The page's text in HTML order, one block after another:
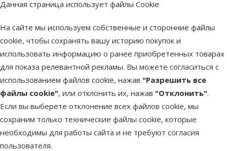
Данная страница использует файлы Cookie
На сайте мы используем собственные и сторонние файлы
cookie, чтобы сохранять вашу историю покупок и
использовать информацию о ранее приобретенных товарах
для показа релевантной рекламы. Вы можете согласиться с
использованием файлов cookie, нажав "Разрешить все
файлы cookie", или отклонить их, нажав "Отклонить".
Если вы выберете отклонение всех файлов cookie, мы
сохраним только технические файлы cookie, которые
необходимы для работы сайта и не требуют согласия
пользователя.
superzoo.product.detail.content
Ошейник для собак – Active Dog Collar Mellow L, 42–67 см, red
Удобный и прочный ошейник для собак.
По всей длине ошейника с обеих сторон вшиты
светоотражающие элементы, обеспечивающие
безопасность при передвижении в темное время суток.
Предназначен для собак крупных пород.
У ошейника регулируемая длина. Обхват шеи собаки должен
составлять от 42 до 67 см.
Размер – L: